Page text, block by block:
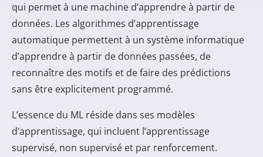
qui permet à une machine d’apprendre à partir de
données. Les algorithmes d’apprentissage
automatique permettent à un système informatique
d’apprendre à partir de données passées, de
reconnaître des motifs et de faire des prédictions
sans être explicitement programmé.
L’essence du ML réside dans ses modèles
d’apprentissage, qui incluent l’apprentissage
supervisé, non supervisé et par renforcement.